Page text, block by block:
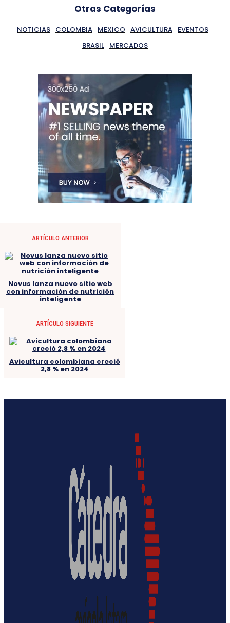
Otras Categorías
NOTICIAS COLOMBIA MEXICO AVICULTURA
EVENTOS
BRASIL MERCADOS
ARTÍCULO ANTERIOR
Novus lanza nuevo sitio web
con información de nutrición
inteligente
ARTÍCULO SIGUIENTE
Avicultura colombiana creció
2,8 % en 2024